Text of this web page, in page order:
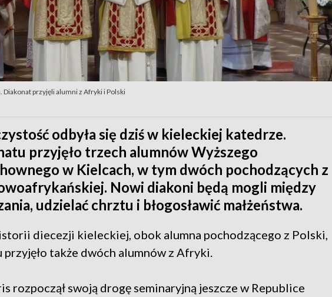
przyjęli alumni z Afryki i Polski
odbyła się dziś w kieleckiej katedrze.
przyjęło trzech alumnów Wyższego
w Kielcach, w tym dwóch pochodzących z
Nowi diakoni będą mogli między
udzielać chrztu i błogosławić małżeństwa.
diecezji kieleckiej, obok alumna pochodzącego z Polski,
także dwóch alumnów z Afryki.
rozpoczął swoją drogę seminaryjną jeszcze w Republice